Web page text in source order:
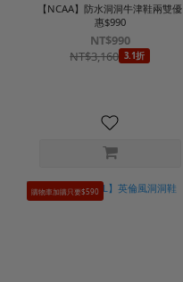
【NCAA】防水洞洞牛津鞋兩雙優
惠$990
NT$990
NT$3,160 3.1折
購物車加購只要$590